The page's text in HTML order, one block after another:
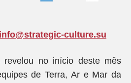
info@strategic-culture.su
revelou no início deste mês
de Terra, Ar e Mar da